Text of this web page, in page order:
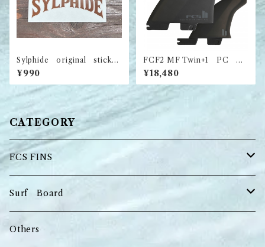
Sylphide original sticker
（大サイズ）
¥990
FCF2 MF Twin+1 PC Bla
ck XL
¥18,480
CATEGORY
FCS FINS
Tri Fins
Quad Fins
Surf Board
Shortboard
Others